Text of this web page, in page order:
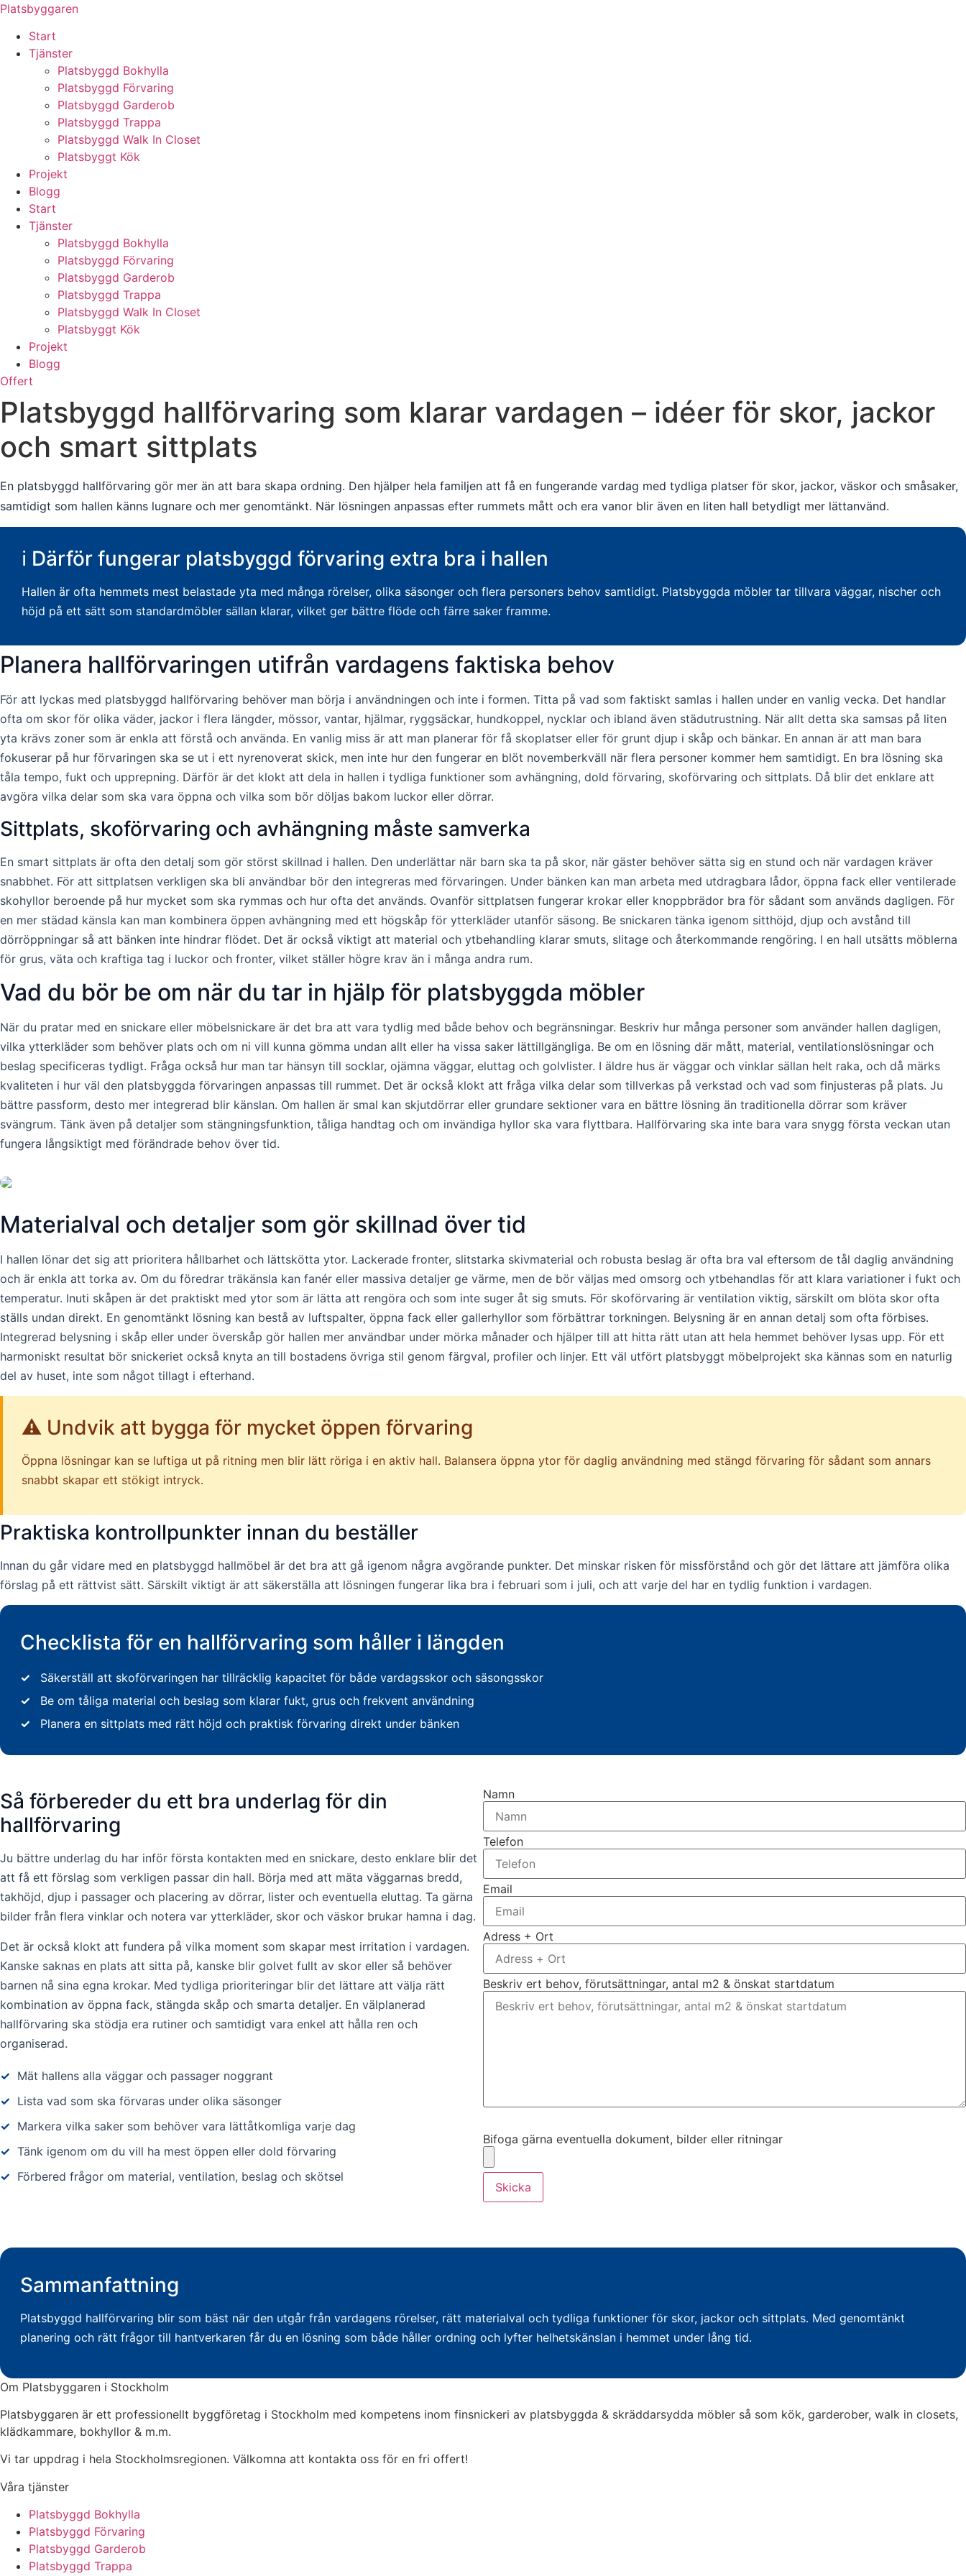
Skip
content
Platsbyggaren
Start
Tjänster
Platsbyggd Bokhylla
Platsbyggd Förvaring
Platsbyggd Garderob
Platsbyggd Trappa
Platsbyggd Walk In Closet
Platsbyggt Kök
Projekt
Blogg
Start
Tjänster
Platsbyggd Bokhylla
Platsbyggd Förvaring
Platsbyggd Garderob
Platsbyggd Trappa
Platsbyggd Walk In Closet
Platsbyggt Kök
Projekt
Blogg
Offert
Platsbyggd hallförvaring som klarar vardagen – idéer för skor, jackor
och smart sittplats
En platsbyggd hallförvaring gör mer än att bara skapa ordning. Den hjälper hela familjen att få en fungerande vardag med tydliga platser för skor, jackor, väskor och småsaker,
samtidigt som hallen känns lugnare och mer genomtänkt. När lösningen anpassas efter rummets mått och era vanor blir även en liten hall betydligt mer lättanvänd.
ℹ️ Därför fungerar platsbyggd förvaring extra bra i hallen
Hallen är ofta hemmets mest belastade yta med många rörelser, olika säsonger och flera personers behov samtidigt. Platsbyggda möbler tar tillvara väggar, nischer och
höjd på ett sätt som standardmöbler sällan klarar, vilket ger bättre flöde och färre saker framme.
Planera hallförvaringen utifrån vardagens faktiska behov
För att lyckas med platsbyggd hallförvaring behöver man börja i användningen och inte i formen. Titta på vad som faktiskt samlas i hallen under en vanlig vecka. Det handlar
ofta om skor för olika väder, jackor i flera längder, mössor, vantar, hjälmar, ryggsäckar, hundkoppel, nycklar och ibland även städutrustning. När allt detta ska samsas på liten
yta krävs zoner som är enkla att förstå och använda. En vanlig miss är att man planerar för få skoplatser eller för grunt djup i skåp och bänkar. En annan är att man bara
fokuserar på hur förvaringen ska se ut i ett nyrenoverat skick, men inte hur den fungerar en blöt novemberkväll när flera personer kommer hem samtidigt. En bra lösning ska
tåla tempo, fukt och upprepning. Därför är det klokt att dela in hallen i tydliga funktioner som avhängning, dold förvaring, skoförvaring och sittplats. Då blir det enklare att
avgöra vilka delar som ska vara öppna och vilka som bör döljas bakom luckor eller dörrar.
Sittplats, skoförvaring och avhängning måste samverka
En smart sittplats är ofta den detalj som gör störst skillnad i hallen. Den underlättar när barn ska ta på skor, när gäster behöver sätta sig en stund och när vardagen kräver
snabbhet. För att sittplatsen verkligen ska bli användbar bör den integreras med förvaringen. Under bänken kan man arbeta med utdragbara lådor, öppna fack eller ventilerade
skohyllor beroende på hur mycket som ska rymmas och hur ofta det används. Ovanför sittplatsen fungerar krokar eller knoppbrädor bra för sådant som används dagligen. För
en mer städad känsla kan man kombinera öppen avhängning med ett högskåp för ytterkläder utanför säsong. Be snickaren tänka igenom sitthöjd, djup och avstånd till
dörröppningar så att bänken inte hindrar flödet. Det är också viktigt att material och ytbehandling klarar smuts, slitage och återkommande rengöring. I en hall utsätts möblerna
för grus, väta och kraftiga tag i luckor och fronter, vilket ställer högre krav än i många andra rum.
Vad du bör be om när du tar in hjälp för platsbyggda möbler
När du pratar med en snickare eller möbelsnickare är det bra att vara tydlig med både behov och begränsningar. Beskriv hur många personer som använder hallen dagligen,
vilka ytterkläder som behöver plats och om ni vill kunna gömma undan allt eller ha vissa saker lättillgängliga. Be om en lösning där mått, material, ventilationslösningar och
beslag specificeras tydligt. Fråga också hur man tar hänsyn till socklar, ojämna väggar, eluttag och golvlister. I äldre hus är väggar och vinklar sällan helt raka, och då märks
kvaliteten i hur väl den platsbyggda förvaringen anpassas till rummet. Det är också klokt att fråga vilka delar som tillverkas på verkstad och vad som finjusteras på plats. Ju
bättre passform, desto mer integrerad blir känslan. Om hallen är smal kan skjutdörrar eller grundare sektioner vara en bättre lösning än traditionella dörrar som kräver
svängrum. Tänk även på detaljer som stängningsfunktion, tåliga handtag och om invändiga hyllor ska vara flyttbara. Hallförvaring ska inte bara vara snygg första veckan utan
fungera långsiktigt med förändrade behov över tid.
Materialval och detaljer som gör skillnad över tid
I hallen lönar det sig att prioritera hållbarhet och lättskötta ytor. Lackerade fronter, slitstarka skivmaterial och robusta beslag är ofta bra val eftersom de tål daglig användning
och är enkla att torka av. Om du föredrar träkänsla kan fanér eller massiva detaljer ge värme, men de bör väljas med omsorg och ytbehandlas för att klara variationer i fukt och
temperatur. Inuti skåpen är det praktiskt med ytor som är lätta att rengöra och som inte suger åt sig smuts. För skoförvaring är ventilation viktig, särskilt om blöta skor ofta
ställs undan direkt. En genomtänkt lösning kan bestå av luftspalter, öppna fack eller gallerhyllor som förbättrar torkningen. Belysning är en annan detalj som ofta förbises.
Integrerad belysning i skåp eller under överskåp gör hallen mer användbar under mörka månader och hjälper till att hitta rätt utan att hela hemmet behöver lysas upp. För ett
harmoniskt resultat bör snickeriet också knyta an till bostadens övriga stil genom färgval, profiler och linjer. Ett väl utfört platsbyggt möbelprojekt ska kännas som en naturlig
del av huset, inte som något tillagt i efterhand.
⚠️ Undvik att bygga för mycket öppen förvaring
Öppna lösningar kan se luftiga ut på ritning men blir lätt röriga i en aktiv hall. Balansera öppna ytor för daglig användning med stängd förvaring för sådant som annars
snabbt skapar ett stökigt intryck.
Praktiska kontrollpunkter innan du beställer
Innan du går vidare med en platsbyggd hallmöbel är det bra att gå igenom några avgörande punkter. Det minskar risken för missförstånd och gör det lättare att jämföra olika
förslag på ett rättvist sätt. Särskilt viktigt är att säkerställa att lösningen fungerar lika bra i februari som i juli, och att varje del har en tydlig funktion i vardagen.
Checklista för en hallförvaring som håller i längden
✓
Säkerställ att skoförvaringen har tillräcklig kapacitet för både vardagsskor och säsongsskor
✓
Be om tåliga material och beslag som klarar fukt, grus och frekvent användning
✓
Planera en sittplats med rätt höjd och praktisk förvaring direkt under bänken
Så förbereder du ett bra underlag för din
hallförvaring
Ju bättre underlag du har inför första kontakten med en snickare, desto enklare blir det
att få ett förslag som verkligen passar din hall. Börja med att mäta väggarnas bredd,
takhöjd, djup i passager och placering av dörrar, lister och eventuella eluttag. Ta gärna
bilder från flera vinklar och notera var ytterkläder, skor och väskor brukar hamna i dag.
Det är också klokt att fundera på vilka moment som skapar mest irritation i vardagen.
Kanske saknas en plats att sitta på, kanske blir golvet fullt av skor eller så behöver
barnen nå sina egna krokar. Med tydliga prioriteringar blir det lättare att välja rätt
kombination av öppna fack, stängda skåp och smarta detaljer. En välplanerad
hallförvaring ska stödja era rutiner och samtidigt vara enkel att hålla ren och
organiserad.
✓ Mät hallens alla väggar och passager noggrant
✓ Lista vad som ska förvaras under olika säsonger
✓ Markera vilka saker som behöver vara lättåtkomliga varje dag
✓ Tänk igenom om du vill ha mest öppen eller dold förvaring
✓ Förbered frågor om material, ventilation, beslag och skötsel
Namn
Telefon
Email
Adress + Ort
Beskriv ert behov, förutsättningar, antal m2 & önskat startdatum
Bifoga gärna eventuella dokument, bilder eller ritningar
Skicka
Sammanfattning
Platsbyggd hallförvaring blir som bäst när den utgår från vardagens rörelser, rätt materialval och tydliga funktioner för skor, jackor och sittplats. Med genomtänkt
planering och rätt frågor till hantverkaren får du en lösning som både håller ordning och lyfter helhetskänslan i hemmet under lång tid.
Om Platsbyggaren i Stockholm
Platsbyggaren är ett professionellt byggföretag i Stockholm med kompetens inom finsnickeri av platsbyggda & skräddarsydda möbler så som kök, garderober, walk in closets,
klädkammare, bokhyllor & m.m.
Vi tar uppdrag i hela Stockholmsregionen. Välkomna att kontakta oss för en fri offert!
Våra tjänster
Platsbyggd Bokhylla
Platsbyggd Förvaring
Platsbyggd Garderob
Platsbyggd Trappa